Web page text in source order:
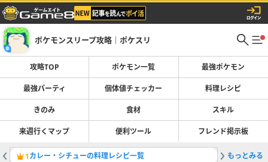
ポケモンスリープ攻略｜ポケスリ
攻略TOP ポケモン一覧 最強ポケモン
最強パーティ 個体値チェッカー 料理レシピ
きのみ 食材 スキル
来週行くマップ 便利ツール フレンド掲示板
1カレー・シチューの料理レシピ一覧 2ワカク
もっとみる